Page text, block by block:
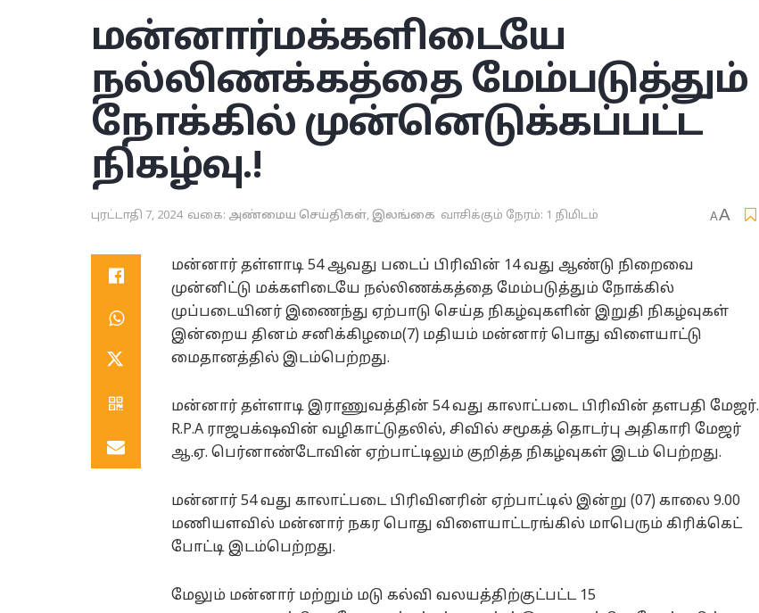
மன்னார்மக்களிடையே
நல்லிணக்கத்தை மேம்படுத்தும்
நோக்கில் முன்னெடுக்கப்பட்ட
நிகழ்வு.!
புரட்டாதி 7, 2024 வகை: அண்மைய செய்திகள்,இலங்கை வாசிக்கும் நேரம்: 1 நிமிடம் AA
மன்னார் தள்ளாடி 54 ஆவது படைப் பிரிவின் 14 வது ஆண்டு நிறைவை
முன்னிட்டு மக்களிடையே நல்லிணக்கத்தை மேம்படுத்தும் நோக்கில்
முப்படையினர் இணைந்து ஏற்பாடு செய்த நிகழ்வுகளின் இறுதி நிகழ்வுகள்
இன்றைய தினம் சனிக்கிழமை(7) மதியம் மன்னார் பொது விளையாட்டு
மைதானத்தில் இடம்பெற்றது.
மன்னார் தள்ளாடி இராணுவத்தின் 54 வது காலாட்படை பிரிவின் தளபதி மேஜர்.
R.P.A ராஜபக்‌ஷவின் வழிகாட்டுதலில், சிவில் சமூகத் தொடர்பு அதிகாரி மேஜர்
ஆ.ஏ. பெர்னாண்டோவின் ஏற்பாட்டிலும் குறித்த நிகழ்வுகள் இடம் பெற்றது.
மன்னார் 54 வது காலாட்படை பிரிவினரின் ஏற்பாட்டில் இன்று (07) காலை 9.00
மணியளவில் மன்னார் நகர பொது விளையாட்டரங்கில் மாபெரும் கிரிக்கெட்
போட்டி இடம்பெற்றது.
மேலும் மன்னார் மற்றும் மடு கல்வி வலயத்திற்குட்பட்ட 15